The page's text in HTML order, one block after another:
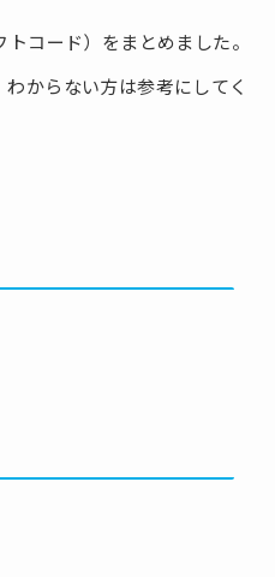
コード）をまとめました。
からない方は参考にしてく